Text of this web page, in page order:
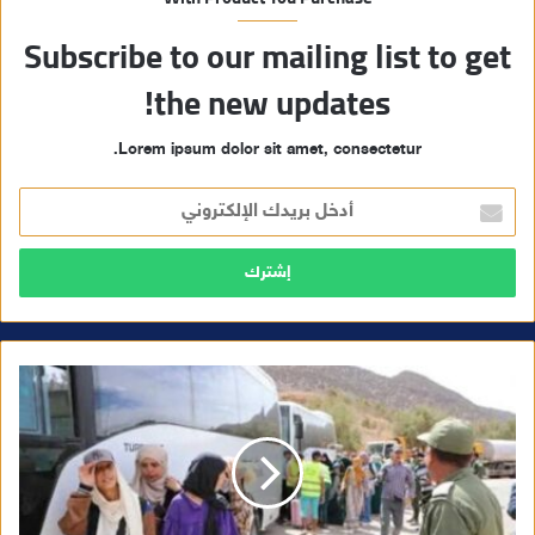
Subscribe to our mailing list to get
the new updates!
Lorem ipsum dolor sit amet, consectetur.
خ
ل
ر
إ
ل
ك
ت
ر
و
ن